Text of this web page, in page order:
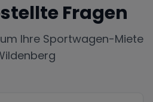
Fragen
Ihre Sportwagen-Miete